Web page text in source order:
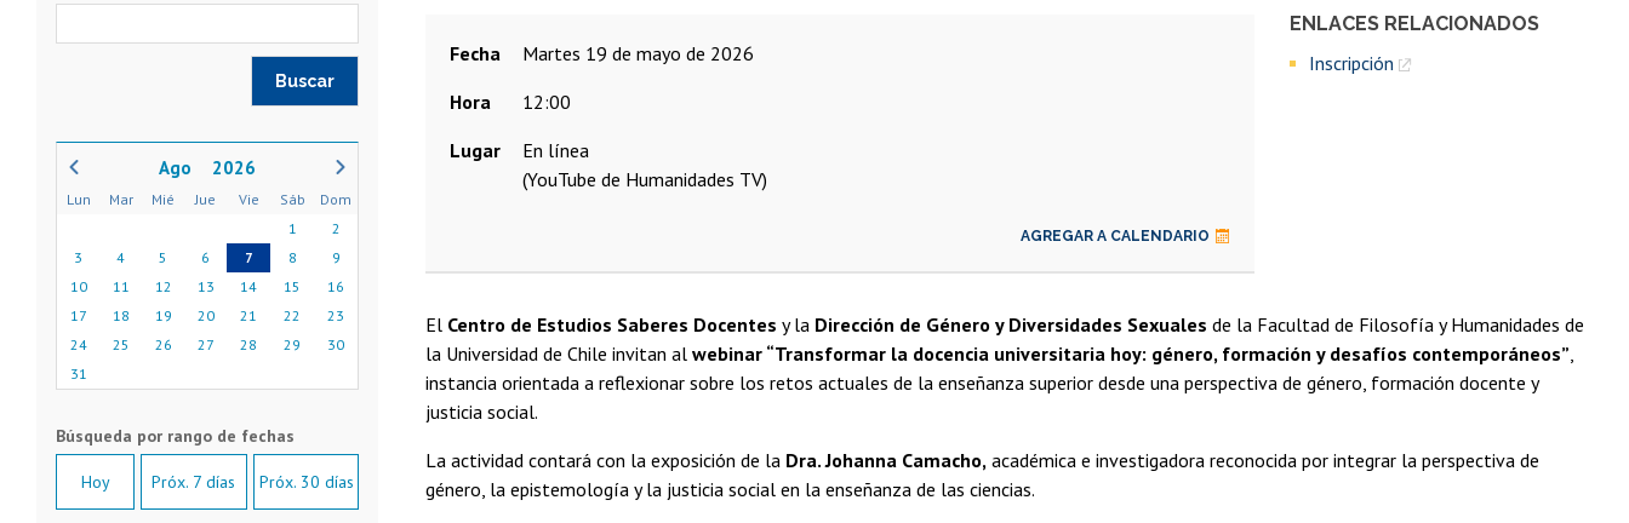
ENLACES RELACIONADOS
Inscripción
Fecha
martes 19 de mayo de 2026
Hora
12:00
Lugar
En línea
(YouTube de Humanidades TV)
AGREGAR A CALENDARIO
El Centro de Estudios Saberes Docentes y la Dirección de Género y Diversidades Sexuales de la Facultad de Filosofía y Humanidades de
la Universidad de Chile invitan al webinar “Transformar la docencia universitaria hoy: género, formación y desafíos contemporáneos”
instancia orientada a reflexionar sobre los retos actuales de la enseñanza superior desde una perspectiva de género, formación docente y
justicia social.
La actividad contará con la exposición de la Dra. Johanna Camacho, académica e investigadora reconocida por integrar la perspectiva de
género, la epistemología y la justicia social en la enseñanza de las ciencias.
2026
Lun Mar Mié Jue Vie Sáb
Dom
1
2
3
4 5 6 7 8
9
10
11 12 13 14 15
16
17
18 19 20 21 22
23
24
25 26 27 28 29
30
31
Hoy Próx. 7 días Próx. 30 días